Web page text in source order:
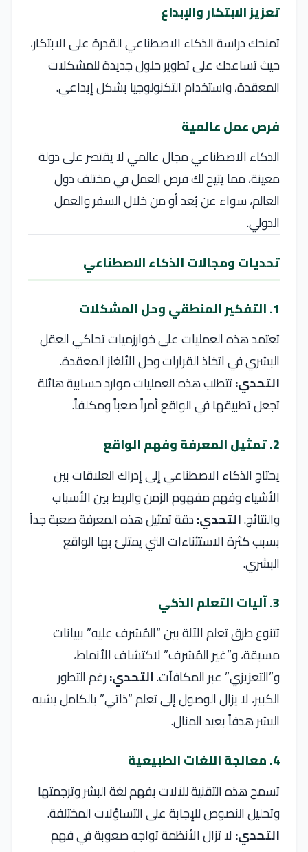
تعزيز الابتكار والإبداع
تمنحك دراسة الذكاء الاصطناعي القدرة على الابتكار،
حيث تساعدك على تطوير حلول جديدة للمشكلات
المعقدة، واستخدام التكنولوجيا بشكل إبداعي.
فرص عمل عالمية
الذكاء الاصطناعي مجال عالمي لا يقتصر على دولة
معينة، مما يتيح لك فرص العمل في مختلف دول
العالم، سواء عن بُعد أو من خلال السفر والعمل
الدولي.
تحديات ومجالات الذكاء الاصطناعي
1. التفكير المنطقي وحل المشكلات
تعتمد هذه العمليات على خوارزميات تحاكي العقل
البشري في اتخاذ القرارات وحل الألغاز المعقدة.
التحدي:تتطلب هذه العمليات موارد حسابية هائلة
تجعل تطبيقها في الواقع أمراً صعباً ومكلفاً.
2. تمثيل المعرفة وفهم الواقع
يحتاج الذكاء الاصطناعي إلى إدراك العلاقات بين
الأشياء وفهم مفهوم الزمن والربط بين الأسباب
والنتائج.التحدي:دقة تمثيل هذه المعرفة صعبة جداً
بسبب كثرة الاستثناءات التي يمتلئ بها الواقع
البشري.
3. آليات التعلم الذكي
تتنوع طرق تعلم الآلة بين “المُشرف عليه” ببيانات
مسبقة، و”غير المُشرف” لاكتشاف الأنماط،
و”التعزيزي” عبر المكافآت.التحدي:رغم التطور
الكبير، لا يزال الوصول إلى تعلم “ذاتي” بالكامل يشبه
البشر هدفاً بعيد المنال.
4. معالجة اللغات الطبيعية
تسمح هذه التقنية للآلات بفهم لغة البشر وترجمتها
وتحليل النصوص للإجابة على التساؤلات المختلفة.
التحدي:لا تزال الأنظمة تواجه صعوبة في فهم